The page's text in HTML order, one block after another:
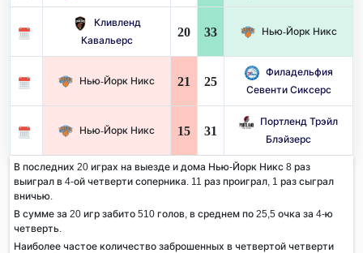
Кливленд
Кавальерс
20 33 Нью-Йорк Никс
Нью-Йорк Никс 21 25
Филадельфия
Севенти Сиксерс
Нью-Йорк Никс 15 31
Портленд Трэйл
Блэйзерс
В последних 20 играх на выезде и дома Нью-Йорк Никс 8 раз
выиграл в 4-ой четверти соперника. 11 раз проиграл, 1 раз сыграл
вничью.
В сумме за 20 игр забито 510 голов, в среднем по 25,5 очка за 4-ю
четверть.
Наиболее частое количество заброшенных в четвертой четверти